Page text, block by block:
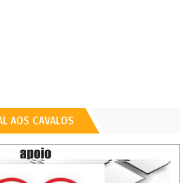
AOS CAVALOS